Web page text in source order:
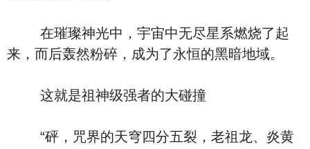
在璀璨神光中，宇宙中无尽星系燃烧了起
来，而后轰然粉碎，成为了永恒的黑暗地域。
这就是祖神级强者的大碰撞
“砰，咒界的天穹四分五裂，老祖龙、炎黄